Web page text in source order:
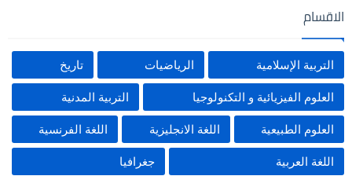
الاقسام
التربية الإسلامية الرياضيات تاريخ
العلوم الفيزيائية و التكنولوجيا التربية المدنية
العلوم الطبيعية اللغة الانجليزية اللغة الفرنسية
اللغة العربية جغرافيا